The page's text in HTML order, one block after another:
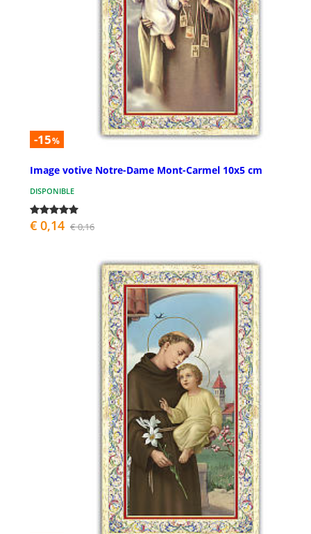
-15%
Image votive Notre-Dame Mont-Carmel 10x5 cm
DISPONIBLE
€ 0,14 € 0,16